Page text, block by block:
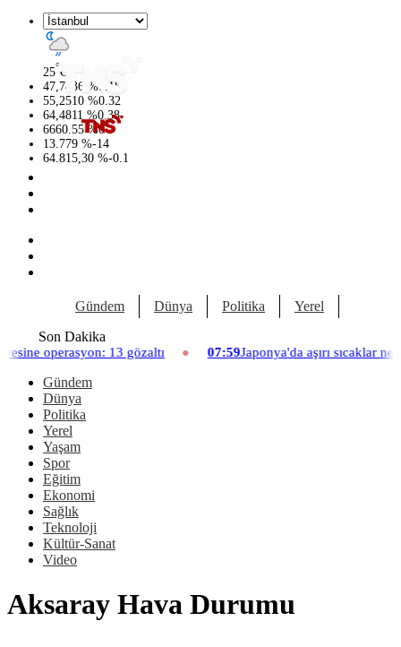
25°C
47,7436 %0.18
55,2510 %0.32
64,4811 %0.38
6660.55 %0
13.779 %-14
64.815,30 %-0.1
Gündem Dünya Politika Yerel
Son Dakika
13 gözaltı 07:59Japonya'da aşırı sıcaklar nedeniyle
Gündem
Dünya
Politika
Yerel
Yaşam
Spor
Eğitim
Ekonomi
Sağlık
Teknoloji
Kültür-Sanat
Video
Aksaray Hava Durumu